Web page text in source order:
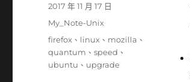
發
日
期:
2017 年 11 月 17 日
分
類
My_Note-Unix
標
籤
firefox 、 linux 、 mozilla 、
quantum 、speed 、
ubuntu 、 upgrade